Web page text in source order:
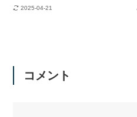
2025-04-21
コメント